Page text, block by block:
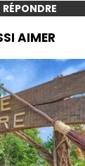
RÉPONDRE
AIMER